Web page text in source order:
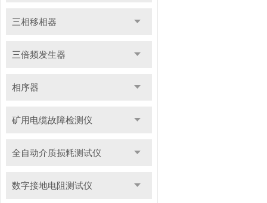
三相移相器
三倍频发生器
相序器
矿用电缆故障检测仪
全自动介质损耗测试仪
数字接地电阻测试仪